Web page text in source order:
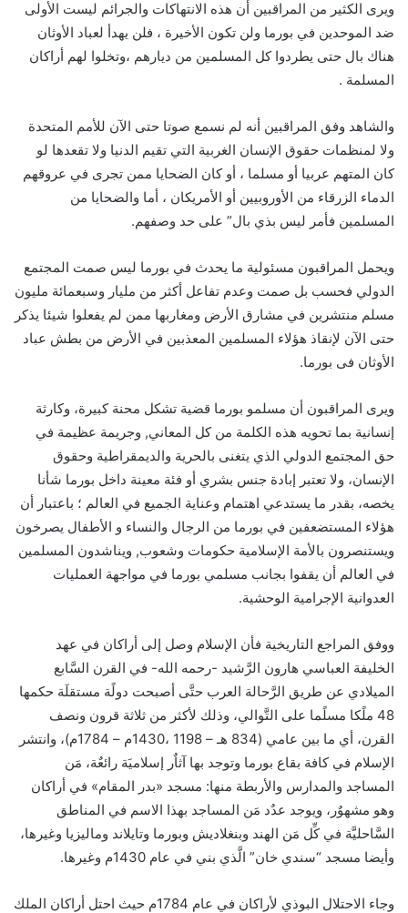
ويرى الكثير من المراقبين أن هذه الانتهاكات والجرائم ليست الأولى
ضد الموحدين في بورما ولن تكون الأخيرة ، فلن يهدأ لعباد الأوثان
هناك بال حتى يطردوا كل المسلمين من ديارهم ،وتخلوا لهم أراكان
المسلمة .
والشاهد وفق المراقبين أنه لم نسمع صوتا حتى الآن للأمم المتحدة
ولا لمنظمات حقوق الإنسان الغربية التي تقيم الدنيا ولا تقعدها لو
كان المتهم عربيا أو مسلما ، أو كان الضحايا ممن تجرى في عروقهم
الدماء الزرقاء من الأوروبيين أو الأمريكان ، أما والضحايا من
المسلمين فأمر ليس بذي بال” على حد وصفهم.
ويحمل المراقبون مسئولية ما يحدث في بورما ليس صمت المجتمع
الدولي فحسب بل صمت وعدم تفاعل أكثر من مليار وسبعمائة مليون
مسلم منتشرين في مشارق الأرض ومغاربها ممن لم يفعلوا شيئا يذكر
حتى الآن لإنقاذ هؤلاء المسلمين المعذبين في الأرض من بطش عباد
الأوثان فى بورما.
ويرى المراقبون أن مسلمو بورما قضية تشكل محنة كبيرة، وكارثة
إنسانية بما تحويه هذه الكلمة من كل المعاني, وجريمة عظيمة في
حق المجتمع الدولي الذي يتغنى بالحرية والديمقراطية وحقوق
الإنسان، ولا تعتبر إبادة جنس بشري أو فئة معينة داخل بورما شأنا
يخصه، بقدر ما يستدعي اهتمام وعناية الجميع في العالم ؛ باعتبار أن
هؤلاء المستضعفين في بورما من الرجال والنساء و الأطفال يصرخون
ويستنصرون بالأمة الإسلامية حكومات وشعوب, ويناشدون المسلمين
في العالم أن يقفوا بجانب مسلمي بورما في مواجهة العمليات
العدوانية الإجرامية الوحشية.
ووفق المراجع التاريخية فأن الإسلام وصل إلى أراكان في عهد
الخليفة العباسي هارون الرَّشيد -رحمه الله- في القرن السَّابع
الميلادي عن طريق الرَّحالة العرب حتَّى أصبحت دولًة مستقلَة حكمها
48 ملًكا مسلًما على التَّوالي، وذلك لأكثر من ثلاثة قرون ونصف
القرن، أي ما بين عامي (834 هـ – 1198 ،1430م – 1784م)، وانتشر
الإسلام في كافة بقاع بورما وتوجد بها آثاٌر إسلاميَة رائعٌة، مَن
المساجد والمدارس والأربطة منها: مسجد «بدر المقام» في أراكان
وهو مشهوٌر، ويوجد عدٌد مَن المساجد بهذا الاسم في المناطق
السَّاحليَّة في كِّل مَن الهند وبنغلاديش وبورما وتايلاند وماليزيا وغيرها،
وأيضا مسجد “سندي خان” الَّذي بني في عام 1430م وغيرها.
وجاء الاحتلال البوذي لأراكان في عام 1784م حيث احتل أراكان الملك